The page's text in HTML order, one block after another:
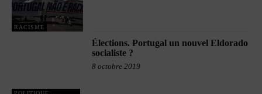
RACISME
Élections. Portugal un nouvel Eldorado
socialiste ?
8 octobre 2019